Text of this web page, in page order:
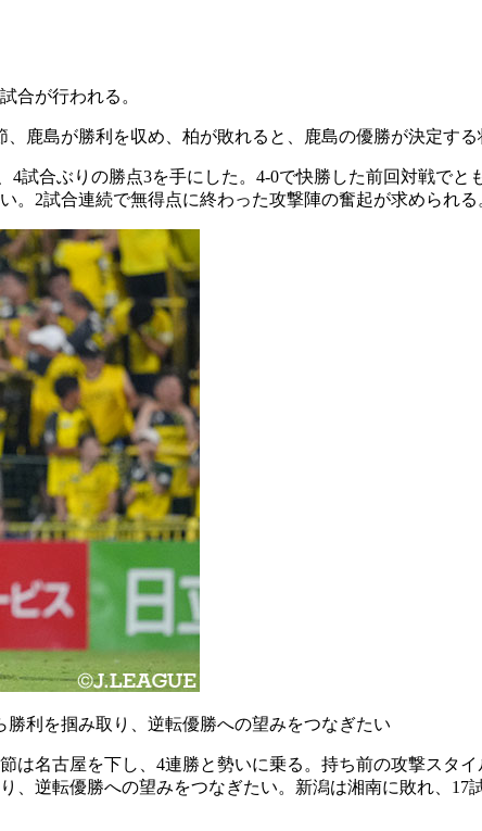
合が行われる。
鹿島が勝利を収め、柏が敗れると、鹿島の優勝が決定する
試合ぶりの勝点3を手にした。4-0で快勝した前回対戦でと
2試合連続で無得点に終わった攻撃陣の奮起が求められる
利を掴み取り、逆転優勝への望みをつなぎたい
は名古屋を下し、4連勝と勢いに乗る。持ち前の攻撃スタ
、逆転優勝への望みをつなぎたい。新潟は湘南に敗れ、